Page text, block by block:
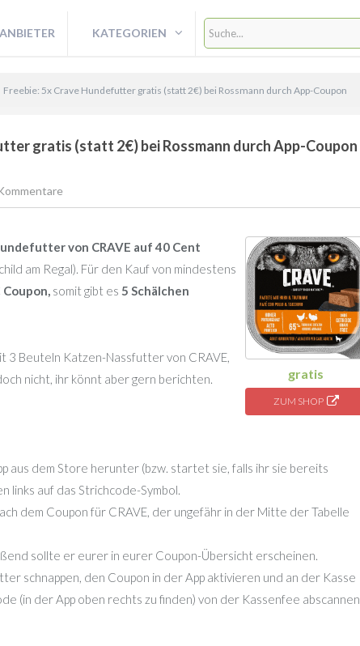
ANBIETER KATEGORIEN
Freebie: 5x Crave Hundefutter gratis (statt 2€) bei Rossmann durch App-Coupon
gratis (statt 2€) bei Rossmann durch App-Coupon
gratis
ZUM SHOP
von CRAVE auf 40 Cent
am Regal). Für den Kauf von mindestens
Coupon, somit gibt es 5 Schälchen
3 Beuteln Katzen-Nassfutter von CRAVE,
nicht, ihr könnt aber gern berichten.
aus dem Store herunter (bzw. startet sie, falls ihr sie bereits
links auf das Strichcode-Symbol.
dem Coupon für CRAVE, der ungefähr in der Mitte der Tabelle
sollte er eurer in eurer Coupon-Übersicht erscheinen.
schnappen, den Coupon in der App aktivieren und an der Kasse
(in der App oben rechts zu finden) von der Kassenfee abscannen